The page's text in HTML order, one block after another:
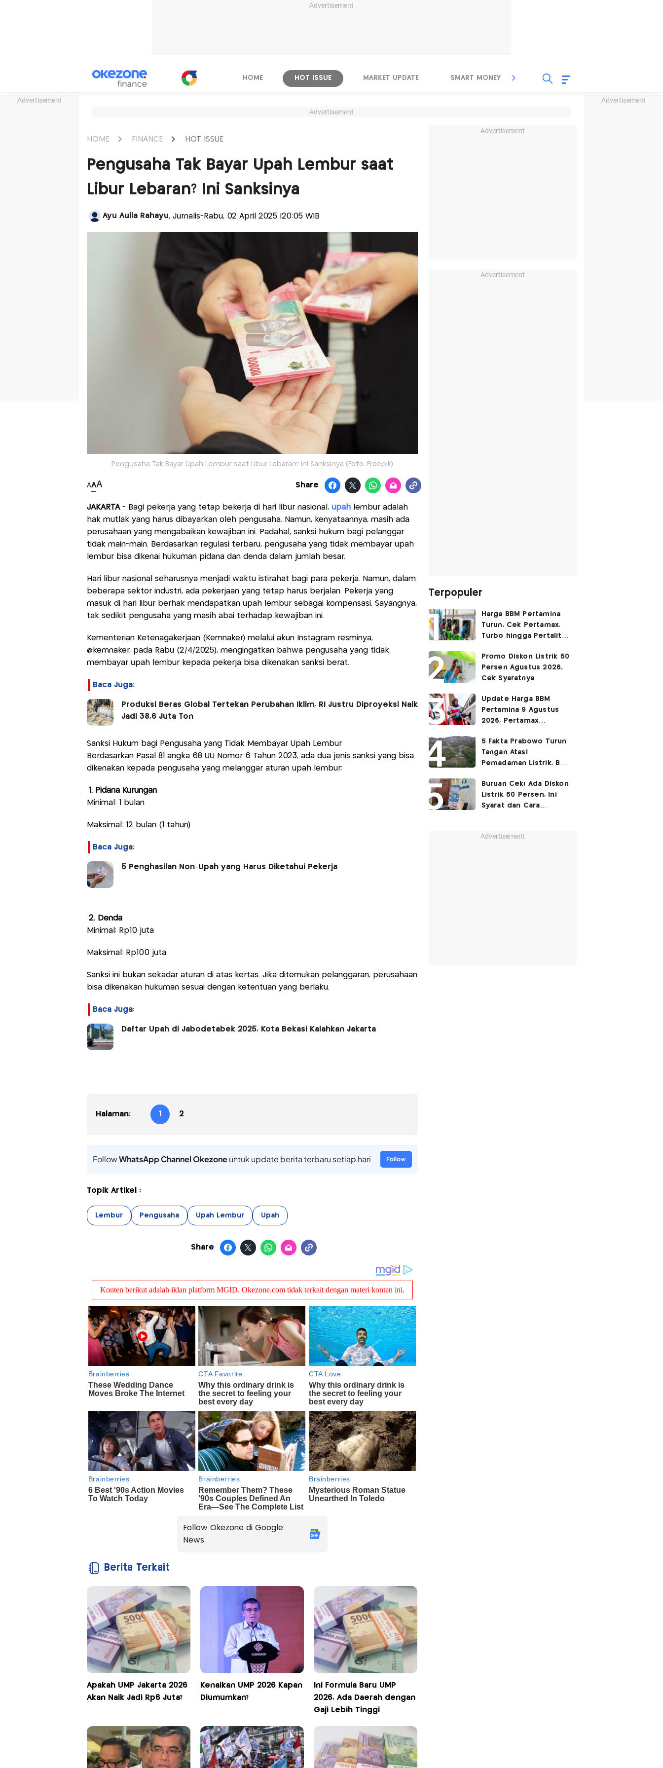
Advertisement
Advertisement Advertisement
HOME HOT ISSUE MARKET UPDATE SMART MONEY INSPIRASI BISNIS
Advertisement
HOME FINANCE HOT ISSUE
Pengusaha Tak Bayar Upah Lembur saat
Libur Lebaran? Ini Sanksinya
Ayu Aulia Rahayu, Jurnalis-Rabu, 02 April 2025 |20:05 WIB
Pengusaha Tak Bayar Upah Lembur saat Libur Lebaran? Ini Sanksinya (Foto: Freepik)
AAA Share
JAKARTA - Bagi pekerja yang tetap bekerja di hari libur nasional, upahlembur adalah
hak mutlak yang harus dibayarkan oleh pengusaha. Namun, kenyataannya, masih ada
perusahaan yang mengabaikan kewajiban ini. Padahal, sanksi hukum bagi pelanggar
tidak main-main. Berdasarkan regulasi terbaru, pengusaha yang tidak membayar upah
lembur bisa dikenai hukuman pidana dan denda dalam jumlah besar.
Hari libur nasional seharusnya menjadi waktu istirahat bagi para pekerja. Namun, dalam
beberapa sektor industri, ada pekerjaan yang tetap harus berjalan. Pekerja yang
masuk di hari libur berhak mendapatkan upah lembur sebagai kompensasi. Sayangnya,
tak sedikit pengusaha yang masih abai terhadap kewajiban ini.
Kementerian Ketenagakerjaan (Kemnaker) melalui akun Instagram resminya,
@kemnaker, pada Rabu (2/4/2025), mengingatkan bahwa pengusaha yang tidak
membayar upah lembur kepada pekerja bisa dikenakan sanksi berat.
Baca Juga:
Produksi Beras Global Tertekan Perubahan Iklim, RI Justru Diproyeksi Naik
Jadi 38,6 Juta Ton
Sanksi Hukum bagi Pengusaha yang Tidak Membayar Upah Lembur
Berdasarkan Pasal 81 angka 68 UU Nomor 6 Tahun 2023, ada dua jenis sanksi yang bisa
dikenakan kepada pengusaha yang melanggar aturan upah lembur:
1. Pidana Kurungan
Minimal: 1 bulan
Maksimal: 12 bulan (1 tahun)
Baca Juga:
5 Penghasilan Non-Upah yang Harus Diketahui Pekerja
2. Denda
Minimal: Rp10 juta
Maksimal: Rp100 juta
Sanksi ini bukan sekadar aturan di atas kertas. Jika ditemukan pelanggaran, perusahaan
bisa dikenakan hukuman sesuai dengan ketentuan yang berlaku.
Baca Juga:
Daftar Upah di Jabodetabek 2025, Kota Bekasi Kalahkan Jakarta
Halaman: 1 2
FollowWhatsApp Channel Okezoneuntuk update berita terbaru setiap hari Follow
Topik Artikel :
Lembur Pengusaha Upah Lembur Upah
Share
Follow Okezone di Google
News
Berita Terkait
Apakah UMP Jakarta 2026
Akan Naik Jadi Rp6 Juta?
Kenaikan UMP 2026 Kapan
Diumumkan?
Ini Formula Baru UMP
2026, Ada Daerah dengan
Gaji Lebih Tinggi
Advertisement
Advertisement
Terpopuler
Harga BBM Pertamina
Turun, Cek Pertamax,
Turbo hingga Pertalite
Promo Diskon Listrik 50
Persen Agustus 2026,
Cek Syaratnya
Update Harga BBM
Pertamina 9 Agustus
2026, Pertamax
5 Fakta Prabowo Turun
Tangan Atasi
Pemadaman Listrik, BBM
Buruan Cek! Ada Diskon
Listrik 50 Persen, Ini
Syarat dan Cara
Advertisement